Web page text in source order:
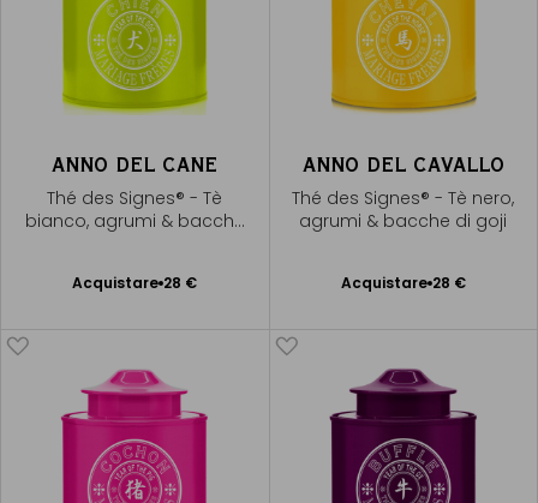
ANNO DEL CANE
Thé des Signes® - Tè
bianco, agrumi & bacche
Acquistare 28 €
Aggiungere
ANNO DEL CAVALLO
Thé des Signes® - Tè nero,
agrumi & bacche di goji
Acquistare 28 €
Aggiungere